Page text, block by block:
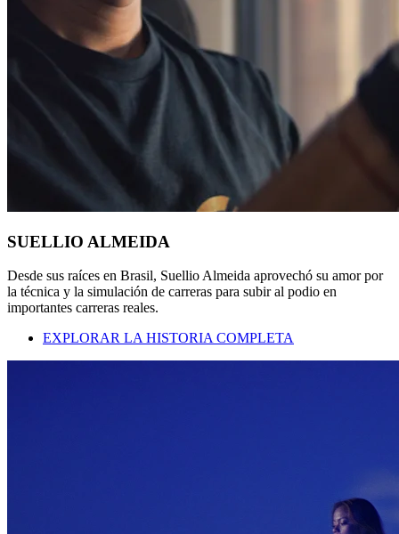
SUELLIO ALMEIDA
Desde sus raíces en Brasil, Suellio Almeida aprovechó su amor por
la técnica y la simulación de carreras para subir al podio en
importantes carreras reales.
EXPLORAR LA HISTORIA COMPLETA